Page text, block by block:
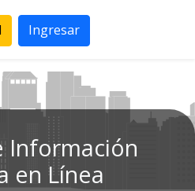
Ingresar
Información
en Línea